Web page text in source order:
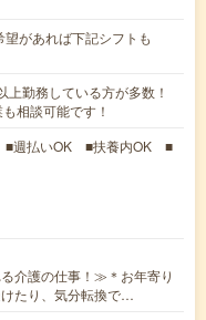
があれば下記シフトも
上勤務している方が多数！
相談可能です！
■週払いOK ■扶養内OK ■
介護の仕事！≫＊お年寄り
たり、気分転換で…